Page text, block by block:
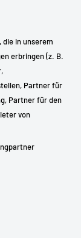
in unserem
erbringen (z. B.
Partner für
Partner für den
von